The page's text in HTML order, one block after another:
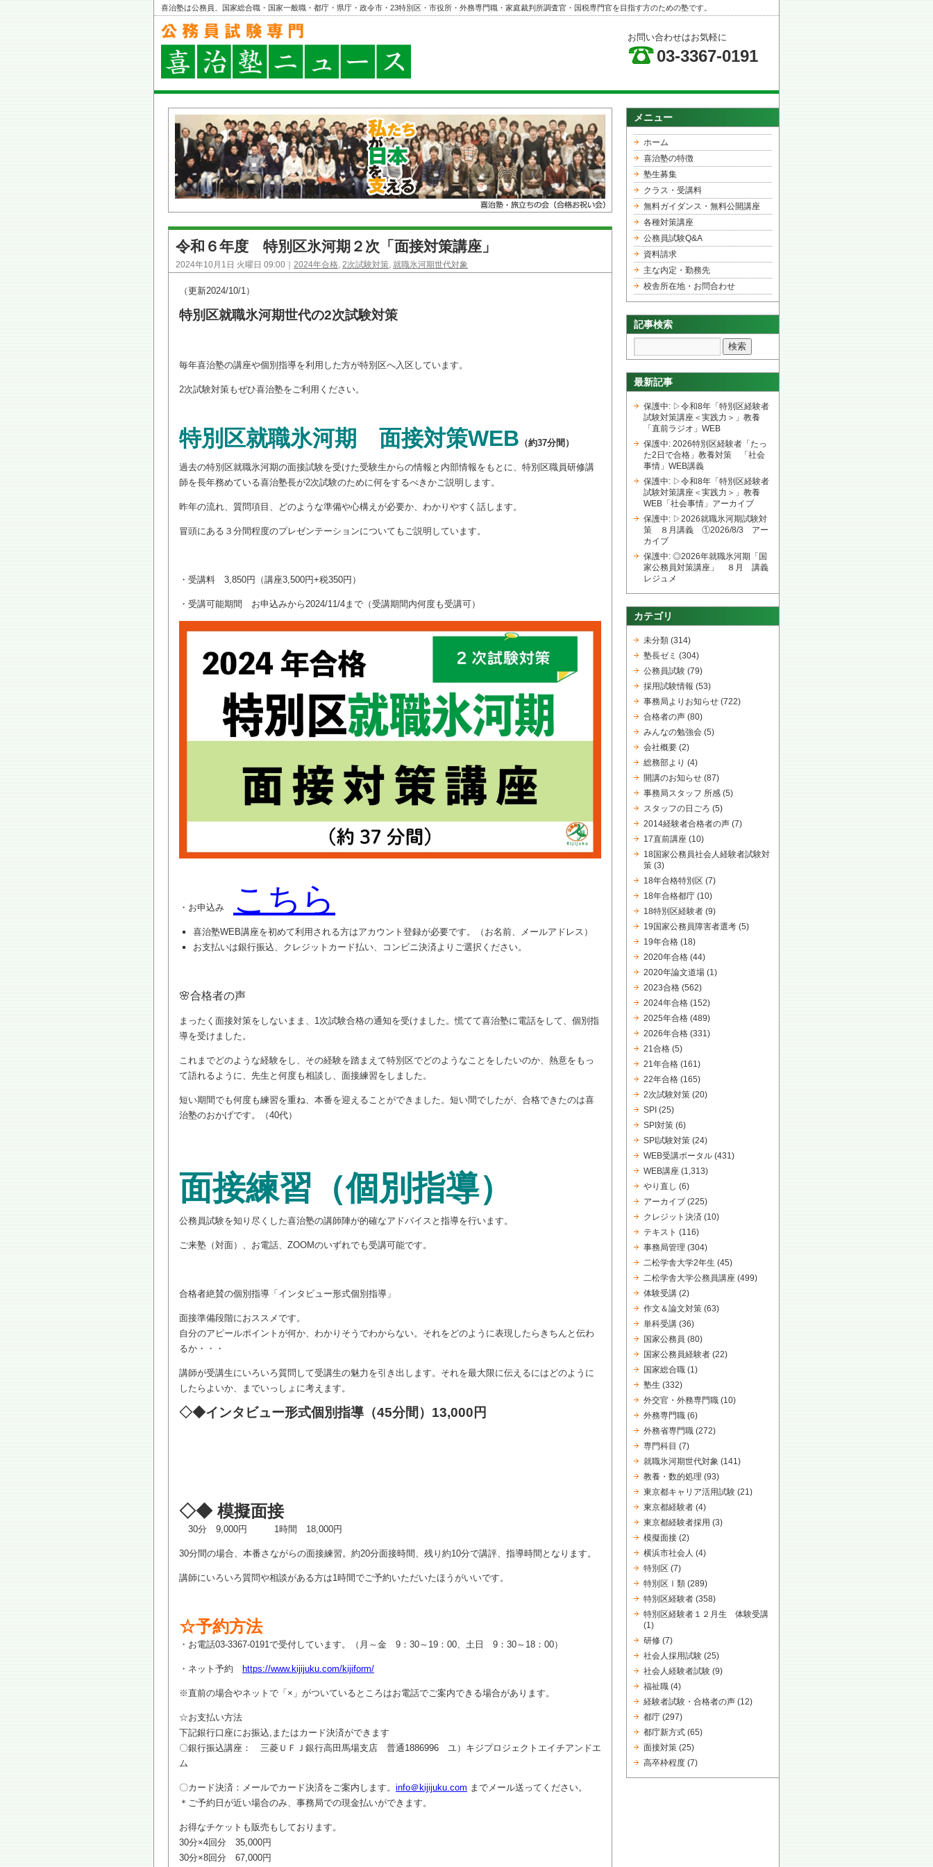
喜治塾は公務員、国家総合職・国家一般職・都庁・県庁・政令市・23特別区・市役所・外務専門職・家庭裁判所調査官・国税専門官を目指す方のための塾です。
お問い合わせはお気軽に
03-3367-0191
令和６年度 特別区氷河期２次「面接対策講座」
2024年10月1日 火曜日 09:00｜ 2024年合格, 2次試験対策, 就職氷河期世代対象
（更新2024/10/1）
特別区就職氷河期世代の2次試験対策
毎年喜治塾の講座や個別指導を利用した方が特別区へ入区しています。
2次試験対策もぜひ喜治塾をご利用ください。
特別区就職氷河期 面接対策WEB （約37分間）
過去の特別区就職氷河期の面接試験を受けた受験生からの情報と内部情報をもとに、特別区職員研修講
師を長年務めている喜治塾長が2次試験のために何をするべきかご説明します。
昨年の流れ、質問項目、どのような準備や心構えが必要か、わかりやすく話します。
冒頭にある３分間程度のプレゼンテーションについてもご説明しています。
・受講料 3,850円（講座3,500円+税350円）
・受講可能期間 お申込みから2024/11/4まで（受講期間内何度も受講可）
・お申込み こちら
喜治塾WEB講座を初めて利用される方はアカウント登録が必要です。（お名前、メールアドレス）
お支払いは銀行振込、クレジットカード払い、コンビニ決済よりご選択ください。
🌸合格者の声
まったく面接対策をしないまま、1次試験合格の通知を受けました。慌てて喜治塾に電話をして、個別指
導を受けました。
これまでどのような経験をし、その経験を踏まえて特別区でどのようなことをしたいのか、熱意をもっ
て語れるように、先生と何度も相談し、面接練習をしました。
短い期間でも何度も練習を重ね、本番を迎えることができました。短い間でしたが、合格できたのは喜
治塾のおかげです。（40代）
面接練習（個別指導）
公務員試験を知り尽くした喜治塾の講師陣が的確なアドバイスと指導を行います。
ご来塾（対面）、お電話、ZOOMのいずれでも受講可能です。
合格者絶賛の個別指導「インタビュー形式個別指導」
面接準備段階におススメです。
自分のアピールポイントが何か、わかりそうでわからない。それをどのように表現したらきちんと伝わ
るか・・・
講師が受講生にいろいろ質問して受講生の魅力を引き出します。それを最大限に伝えるにはどのように
したらよいか、までいっしょに考えます。
◇◆インタビュー形式個別指導（45分間）13,000円
◇◆ 模擬面接
30分 9,000円 1時間 18,000円
30分間の場合、本番さながらの面接練習。約20分面接時間、残り約10分で講評、指導時間となります。
講師にいろいろ質問や相談がある方は1時間でご予約いただいたほうがいいです。
☆予約方法
・お電話03-3367-0191で受付しています。（月～金 9：30～19：00、土日 9：30～18：00）
・ネット予約 https://www.kijijuku.com/kijiform/
※直前の場合やネットで「×」がついているところはお電話でご案内できる場合があります。
☆お支払い方法
下記銀行口座にお振込,またはカード決済ができます
〇銀行振込講座： 三菱ＵＦＪ銀行高田馬場支店 普通1886996 ユ）キジプロジェクトエイチアンドエ
ム
〇カード決済：メールでカード決済をご案内します。 info＠kijijuku.com までメール送ってください。
＊ご予約日が近い場合のみ、事務局での現金払いができます。
お得なチケットも販売もしております。
30分×4回分 35,000円
30分×8回分 67,000円
メニュー
ホーム
喜治塾の特徴
塾生募集
クラス・受講料
無料ガイダンス・無料公開講座
各種対策講座
公務員試験Q&A
資料請求
主な内定・勤務先
校舎所在地・お問合わせ
記事検索
最新記事
保護中: ▷令和8年「特別区経験者
試験対策講座＜実践力＞」教養
「直前ラジオ」WEB
保護中: 2026特別区経験者「たっ
た2日で合格」教養対策 「社会
事情」WEB講義
保護中: ▷令和8年「特別区経験者
試験対策講座＜実践力＞」教養
WEB「社会事情」アーカイブ
保護中: ▷2026就職氷河期試験対
策 ８月講義 ①2026/8/3 アー
カイブ
保護中: ◎2026年就職氷河期「国
家公務員対策講座」 ８月 講義
レジュメ
カテゴリ
未分類 (314)
塾長ゼミ (304)
公務員試験 (79)
採用試験情報 (53)
事務局よりお知らせ (722)
合格者の声 (80)
みんなの勉強会 (5)
会社概要 (2)
総務部より (4)
開講のお知らせ (87)
事務局スタッフ 所感 (5)
スタッフの日ごろ (5)
2014経験者合格者の声 (7)
17直前講座 (10)
18国家公務員社会人経験者試験対
策 (3)
18年合格特別区 (7)
18年合格都庁 (10)
18特別区経験者 (9)
19国家公務員障害者選考 (5)
19年合格 (18)
2020年合格 (44)
2020年論文道場 (1)
2023合格 (562)
2024年合格 (152)
2025年合格 (489)
2026年合格 (331)
21合格 (5)
21年合格 (161)
22年合格 (165)
2次試験対策 (20)
SPI (25)
SPI対策 (6)
SPI試験対策 (24)
WEB受講ポータル (431)
WEB講座 (1,313)
やり直し (6)
アーカイブ (225)
クレジット決済 (10)
テキスト (116)
事務局管理 (304)
二松学舎大学2年生 (45)
二松学舎大学公務員講座 (499)
体験受講 (2)
作文＆論文対策 (63)
単科受講 (36)
国家公務員 (80)
国家公務員経験者 (22)
国家総合職 (1)
塾生 (332)
外交官・外務専門職 (10)
外務専門職 (6)
外務省専門職 (272)
専門科目 (7)
就職氷河期世代対象 (141)
教養・数的処理 (93)
東京都キャリア活用試験 (21)
東京都経験者 (4)
東京都経験者採用 (3)
模擬面接 (2)
横浜市社会人 (4)
特別区 (7)
特別区Ⅰ類 (289)
特別区経験者 (358)
特別区経験者１２月生 体験受講
(1)
研修 (7)
社会人採用試験 (25)
社会人経験者試験 (9)
福祉職 (4)
経験者試験・合格者の声 (12)
都庁 (297)
都庁新方式 (65)
面接対策 (25)
高卒枠程度 (7)